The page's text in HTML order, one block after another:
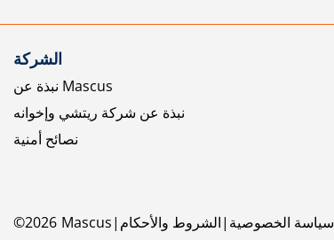
الشركة
نبذة عن Mascus
نبذة عن شركة ريتشي وإخوانه
نصائح أمنية
©2026 Mascus الشروط والأحكام سياسة الخصوصية